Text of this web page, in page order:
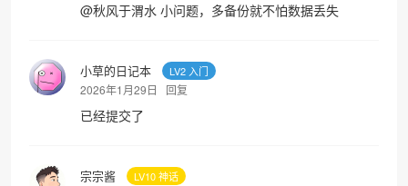
@秋风于渭水 小问题，多备份就不怕数据丢失
小草的日记本 LV2 入门
2026年1月29日 回复
已经提交了
宗宗酱 LV10 神话